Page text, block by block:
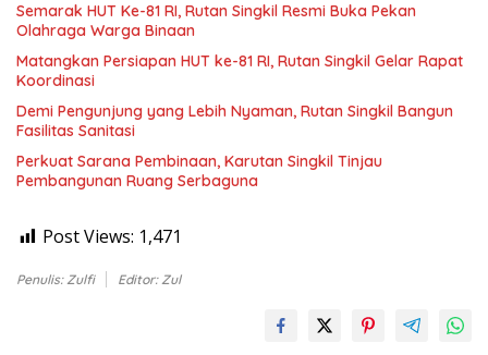
Semarak HUT Ke-81 RI, Rutan Singkil Resmi Buka Pekan
Olahraga Warga Binaan
Matangkan Persiapan HUT ke-81 RI, Rutan Singkil Gelar Rapat
Koordinasi
Demi Pengunjung yang Lebih Nyaman, Rutan Singkil Bangun
Fasilitas Sanitasi
Perkuat Sarana Pembinaan, Karutan Singkil Tinjau
Pembangunan Ruang Serbaguna
Post Views: 1,471
Penulis: Zulfi Editor: Zul